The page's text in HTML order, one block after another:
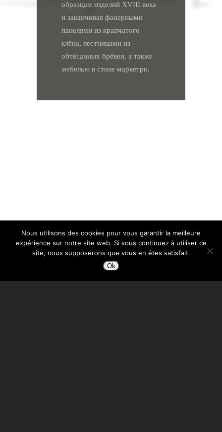
образцам изделий XVIII века
и заканчивая фанерными
панелями из крапчатого
клёна, лестницами из
обтёсанных брёвен, а также
мебелью в стиле маркетри.
Nous utilisons des cookies pour vous garantir la meilleure
expérience sur notre site web. Si vous continuez à utiliser ce
site, nous supposerons que vous en êtes satisfait.
Ok